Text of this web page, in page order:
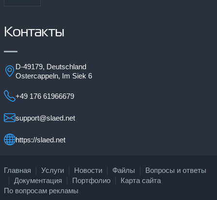
Контакты
D-49179, Deutschland
Ostercappeln, Im Siek 6
+49 176 61966679
support@slaed.net
https://slaed.net
Главная Услуги Новости Файлы
Вопросы и ответы
Документация
Портфолио
Карта сайта
По вопросам рекламы